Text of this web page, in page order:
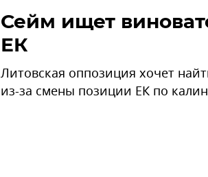
Сейм ищет
ЕК
Литовская оппозиция хочет
из-за смены позиции ЕК по